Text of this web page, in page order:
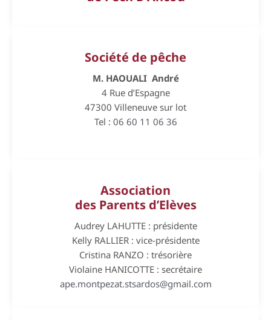
Société de pêche
M. HAOUALI André
4 Rue d’Espagne
47300 Villeneuve sur lot
Tel : 06 60 11 06 36
Association
des Parents d’Elèves
Audrey LAHUTTE : présidente
Kelly RALLIER : vice-présidente
Cristina RANZO : trésorière
Violaine HANICOTTE : secrétaire
ape.montpezat.stsardos@gmail.com